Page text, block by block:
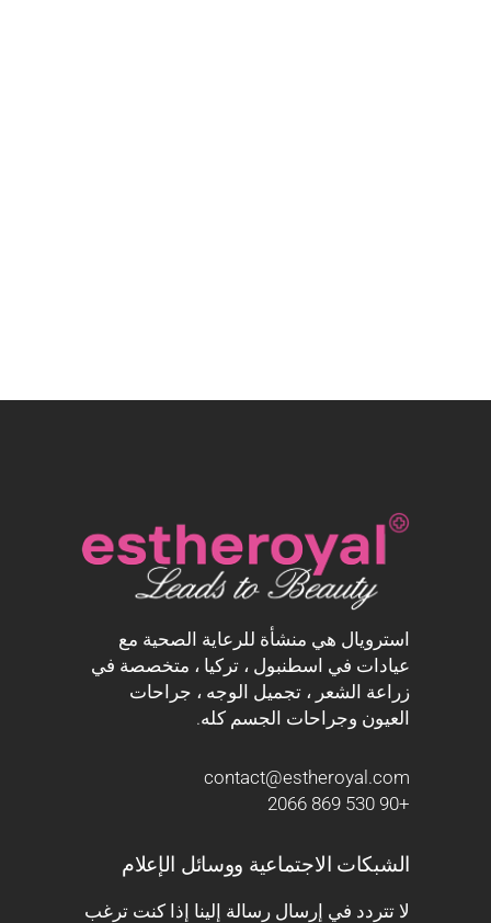
استرويال هي منشأة للرعاية الصحية مع
عيادات في اسطنبول ، تركيا ، متخصصة في
زراعة الشعر ، تجميل الوجه ، جراحات
العيون وجراحات الجسم كله.
contact@estheroyal.com
+90 530 869 2066
الشبكات الاجتماعية ووسائل الإعلام
لا تتردد في إرسال رسالة إلينا إذا كنت ترغب